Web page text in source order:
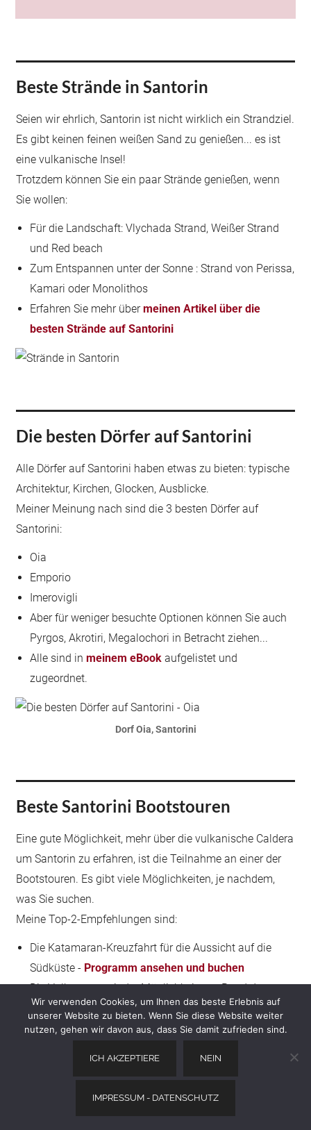
Beste Strände in Santorin
Seien wir ehrlich, Santorin ist nicht wirklich ein Strandziel.
Es gibt keinen feinen weißen Sand zu genießen... es ist
eine vulkanische Insel!
Trotzdem können Sie ein paar Strände genießen, wenn
Sie wollen:
Für die Landschaft: Vlychada Strand, Weißer Strand
und Red beach
Zum Entspannen unter der Sonne : Strand von Perissa,
Kamari oder Monolithos
Erfahren Sie mehr übermeinen Artikel über die
besten Strände auf Santorini
Die besten Dörfer auf Santorini
Alle Dörfer auf Santorini haben etwas zu bieten: typische
Architektur, Kirchen, Glocken, Ausblicke.
Meiner Meinung nach sind die 3 besten Dörfer auf
Santorini:
Oia
Emporio
Imerovigli
Aber für weniger besuchte Optionen können Sie auch
Pyrgos, Akrotiri, Megalochori in Betracht ziehen...
Alle sind inmeinem eBook aufgelistet und
zugeordnet.
Dorf Oia, Santorini
Beste Santorini Bootstouren
Eine gute Möglichkeit, mehr über die vulkanische Caldera
um Santorin zu erfahren, ist die Teilnahme an einer der
Bootstouren. Es gibt viele Möglichkeiten, je nachdem,
was Sie suchen.
Meine Top-2-Empfehlungen sind:
Die Katamaran-Kreuzfahrt für die Aussicht auf die
Südküste - Programm ansehen und buchen
Die Vulkantour mit der Möglichkeit, am Rand des
Vulkans zu wandern - Programm ansehen und
buchen
Um mehr zu erfahren und ein Video zu sehen, gehen Sie
meinem Artikel über die besten Bootstouren in
Wir verwenden Cookies, um Ihnen das beste Erlebnis auf
unserer Website zu bieten. Wenn Sie diese Website weiter
nutzen, gehen wir davon aus, dass Sie damit zufrieden sind.
ICH AKZEPTIERE NEIN
IMPRESSUM - DATENSCHUTZ